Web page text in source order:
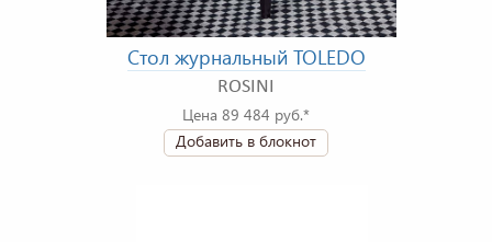
Стол журнальный TOLEDO
ROSINI
Цена 89 484 руб.*
Добавить в блокнот